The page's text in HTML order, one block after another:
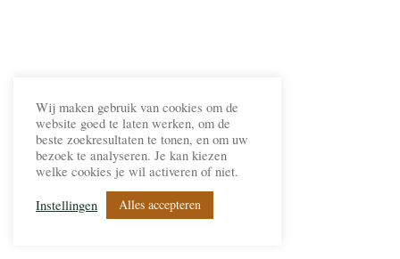
Wij maken gebruik van cookies om de
website goed te laten werken, om de
beste zoekresultaten te tonen, en om uw
bezoek te analyseren. Je kan kiezen
welke cookies je wil activeren of niet.
Instellingen
Alles accepteren